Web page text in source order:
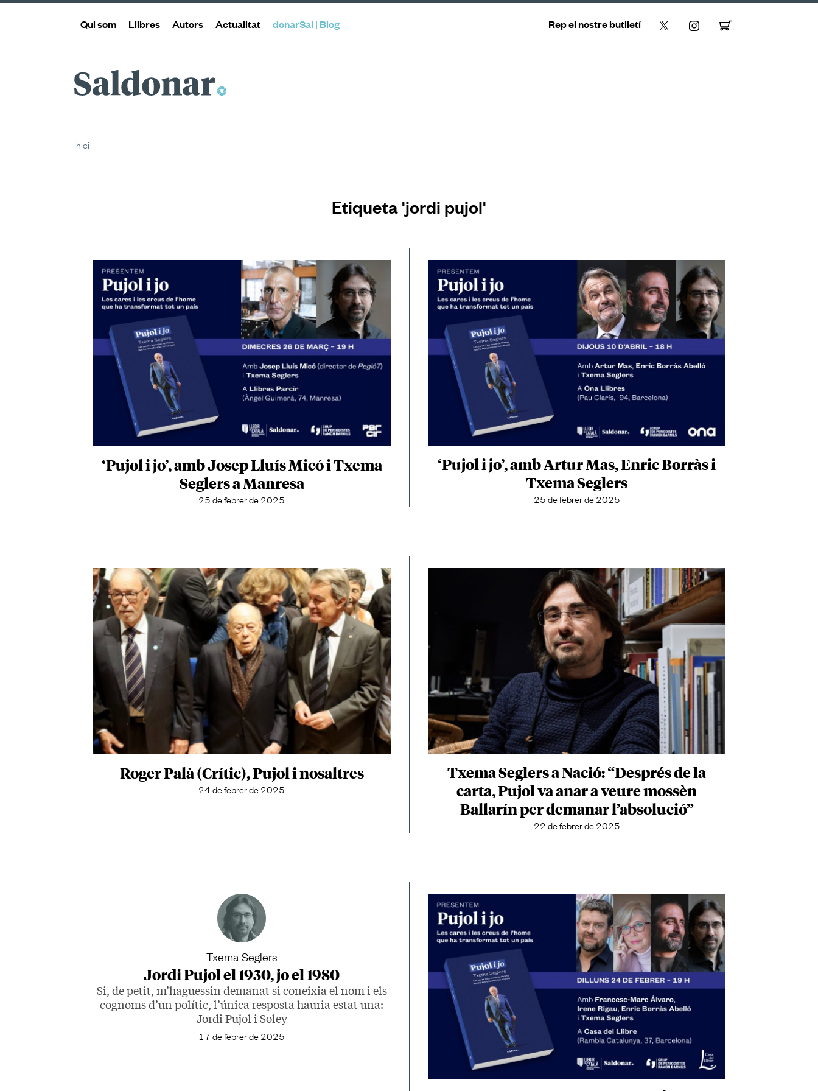
Qui som Llibres Autors Actualitat donarSal | Blog Rep el nostre butlletí
Saldonar
Inici
Etiqueta 'jordi pujol'
‘Pujol i jo’, amb Josep Lluís Micó i Txema
Seglers a Manresa
25 de febrer de 2025
‘Pujol i jo’, amb Artur Mas, Enric Borràs i
Txema Seglers
25 de febrer de 2025
Roger Palà (Crític), Pujol i nosaltres
24 de febrer de 2025
Txema Seglers a Nació: “Després de la
carta, Pujol va anar a veure mossèn
Ballarín per demanar l’absolució”
22 de febrer de 2025
Txema Seglers
Jordi Pujol el 1930, jo el 1980
Si, de petit, m’haguessin demanat si coneixia el nom i els
cognoms d’un polític, l’única resposta hauria estat una:
Jordi Pujol i Soley
17 de febrer de 2025